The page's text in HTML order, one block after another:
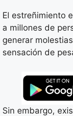
El estreñimiento
a millones de
generar
sensación de
Sin embargo,